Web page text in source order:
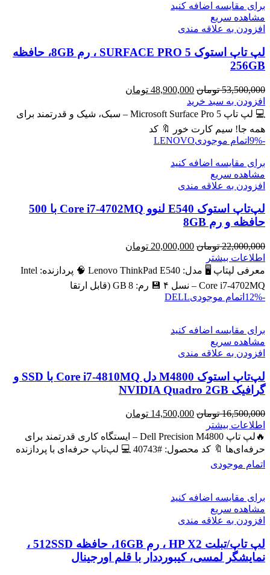
برای مقایسه اضافه کنید
مشاهده سریع
افزودن به علاقه مندی
لپ تاپ استوک SURFACE PRO 5 ، رم 8GB، حافظه
256GB
53,500,000 تومان قیمت
اصلی
53,500,000 تومان
48,900,000 تومان
48,900,000 تومان
افزودن به سبد خرید
💻 لپ تاپ Microsoft Surface Pro 5 – سبک، شیک و قدرتمند برای
همه جا! سیم کارت خور 🔖 کد
-9%
اتمام موجودیLENOVO
برای مقایسه اضافه کنید
مشاهده سریع
افزودن به علاقه مندی
لپ‌تاپ استوک E540 لنوو Core i7-4702MQ با 500
حافظه و رم 8GB
22,000,000 تومان قیمت
22,000,000 تومان
20,000,000 تومان
20,000,000 تومان
است.
اطلاعات بیشتر
معرفی لپتاپ 🖥️ مدل: Lenovo ThinkPad E540 🧠 پردازنده: Intel
Core i7‑4702MQ – نسل ۴ 💾 رم: 8 GB (قابل ارتقا
-12%
اتمام موجودیDELL
برای مقایسه اضافه کنید
مشاهده سریع
افزودن به علاقه مندی
لپ‌تاپ استوک M4800 دل Core i7-4810MQ با SSD و
گرافیک NVIDIA Quadro 2GB
16,500,000 تومان قیمت
16,500,000 تومان
بود.
14,500,000 تومان
14,500,000 تومان
است.
اطلاعات بیشتر
🔥لپ تاپ Dell Precision M4800 – ایستگاه کاری قدرتمند برای
حرفه‌ای‌ها 🔖 کد محصول: #40743 💻 لپ‌تاپ حرفه‌ای با پردازنده
اتمام موجودی
برای مقایسه اضافه کنید
مشاهده سریع
افزودن به علاقه مندی
لپ تاپ/تبلت HP X2 ، رم 16GB، حافظه 512SSD ،
نمایشگر لمسی، کیبورددار با قلم اورجینال